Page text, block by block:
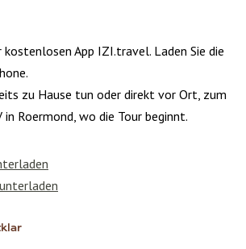
kostenlosen App IZI.travel. Laden Sie die
zu Hause tun oder direkt vor Ort, zum
in Roermond, wo die Tour beginnt.